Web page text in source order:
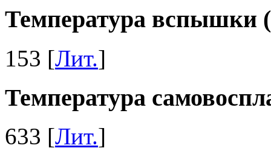
Температура вспышки
153 [Лит.]
Температура
633 [Лит.]